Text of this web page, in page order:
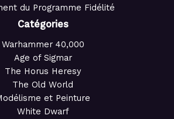
du Programme Fidélité
Catégories
Warhammer 40,000
Age of Sigmar
The Horus Heresy
The Old World
et Peinture
White Dwarf